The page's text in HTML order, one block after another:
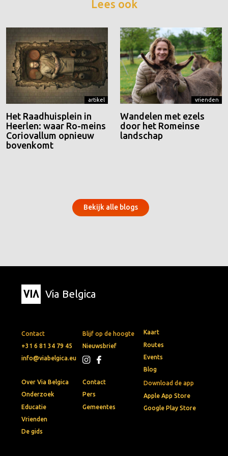
Lees ook
artikel
Het Raadhuisplein in
Heerlen: waar Ro-meins
Coriovallum opnieuw
bovenkomt
vrienden
Wandelen met ezels
door het Romeinse
landschap
Bekijk alle blogs
Via Belgica
Contact
+31 6 81 34 79 45
info@viabelgica.eu
Blijf op de hoogte
Nieuwsbrief
Download de app
Apple App Store
Google Play Store
Kaart
Routes
Events
Blog
Over Via Belgica
Onderzoek
Educatie
Vrienden
De gids
Contact
Pers
Gemeentes